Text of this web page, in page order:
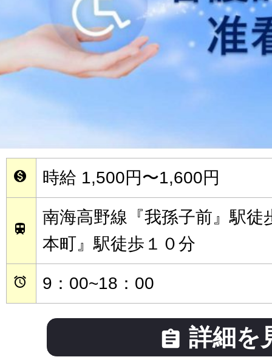
 時給 1,500円〜1,600円

南海高野線『我孫子前』駅徒
本町』駅徒歩１０分
 9：00~18：00
 詳細を